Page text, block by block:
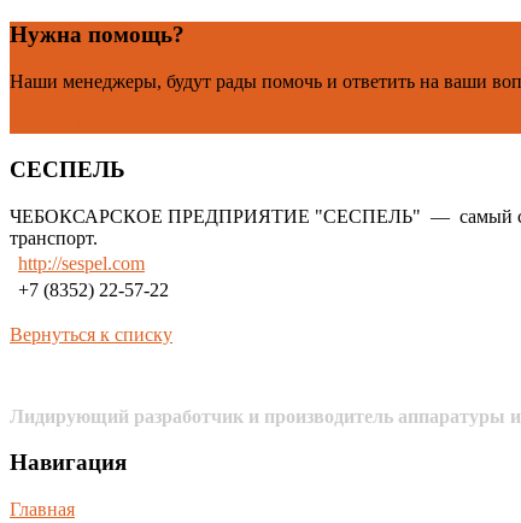
Нужна помощь?
Наши менеджеры, будут рады помочь и ответить на ваши
СЕСПЕЛЬ
ЧЕБОКСАРСКОЕ ПРЕДПРИЯТИЕ "СЕСПЕЛЬ" — самый
транспорт.
http://sespel.com
+7 (8352) 22-57-22
Вернуться к списку
Лидирующий разработчик и производитель аппаратуры
Навигация
Главная